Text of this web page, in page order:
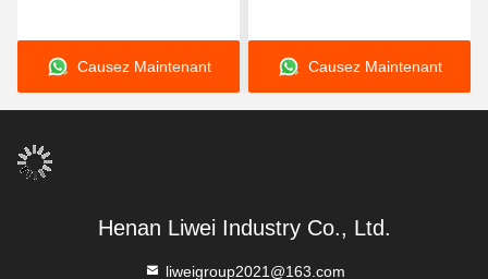
avec type d'installation
horizontale / verticale
Causez Maintenant
résistance aux eaux
usées Causez Maintenant
Henan Liwei Industry Co., Ltd.
liweigroup2021@163.com